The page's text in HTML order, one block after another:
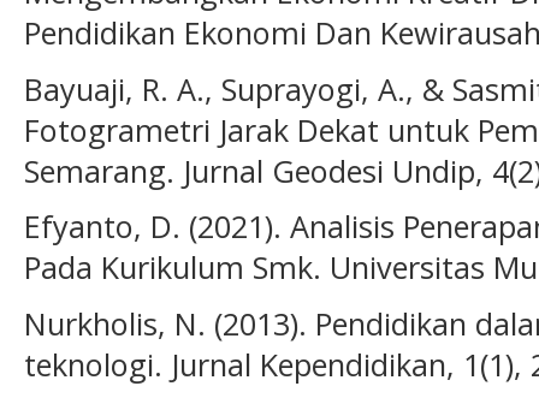
Pendidikan Ekonomi Dan
Bayuaji, R. A., Suprayogi, A., &
Fotogrametri Jarak Dekat untuk
Semarang. Jurnal Geodesi Undip,
Efyanto, D. (2021). Analisis
Pada Kurikulum Smk. Universitas
Nurkholis, N. (2013). Pendidikan
teknologi. Jurnal Kependidikan, 1(1),